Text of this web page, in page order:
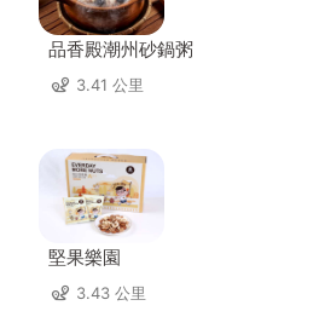
品香殿潮州砂鍋粥
3.41 公里
堅果樂園
3.43 公里